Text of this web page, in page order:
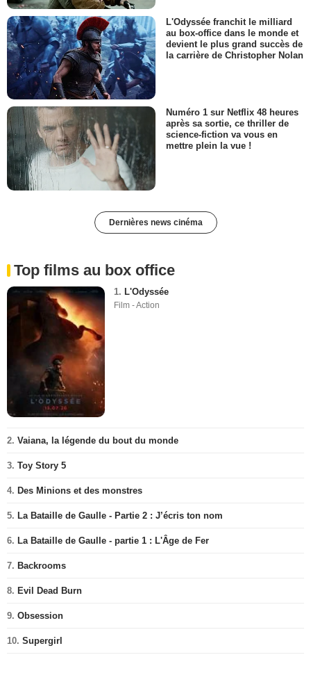
L'Odyssée franchit le milliard
au box-office dans le monde et
devient le plus grand succès de
la carrière de Christopher Nolan
Numéro 1 sur Netflix 48 heures
après sa sortie, ce thriller de
science-fiction va vous en
mettre plein la vue !
Dernières news cinéma
Top films au box office
1. L'Odyssée
Film - Action
2. Vaiana, la légende du bout du monde
3. Toy Story 5
4. Des Minions et des monstres
5. La Bataille de Gaulle - Partie 2 : J’écris ton nom
6. La Bataille de Gaulle - partie 1 : L'Âge de Fer
7. Backrooms
8. Evil Dead Burn
9. Obsession
10. Supergirl